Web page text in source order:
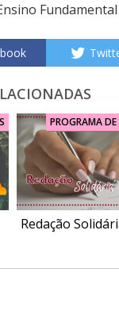
Fundamental
PROGRAMA
Redação